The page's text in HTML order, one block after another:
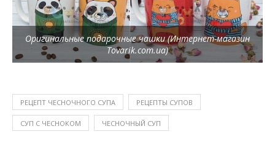
Оригинальные подарочные чашки (Интернет-магазин
Tovarik.com.ua)
РЕЦЕПТ ЧЕСНОЧНОГО СУПА РЕЦЕПТЫ СУПОВ
СУП С ЧЕСНОКОМ ЧЕСНОЧНЫЙ СУП